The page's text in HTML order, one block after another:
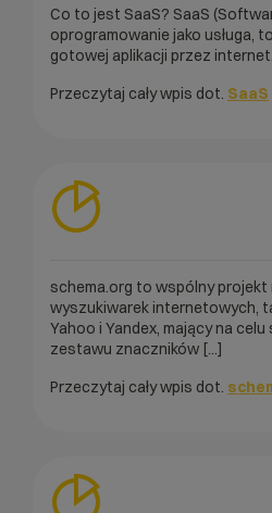
Co to jest SaaS? SaaS
oprogramowanie jako usługa,
gotowej aplikacji przez
Przeczytaj cały wpis dot. SaaS
schema.org to wspólny projekt
wyszukiwarek internetowych,
Yahoo i Yandex, mający na
zestawu znaczników [...]
Przeczytaj cały wpis dot.